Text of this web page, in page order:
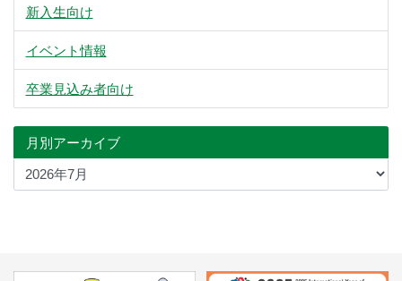
新入生向け
イベント情報
卒業見込み者向け
月別アーカイブ